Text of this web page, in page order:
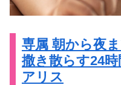
専属 朝から夜
撒き散らす24
アリス